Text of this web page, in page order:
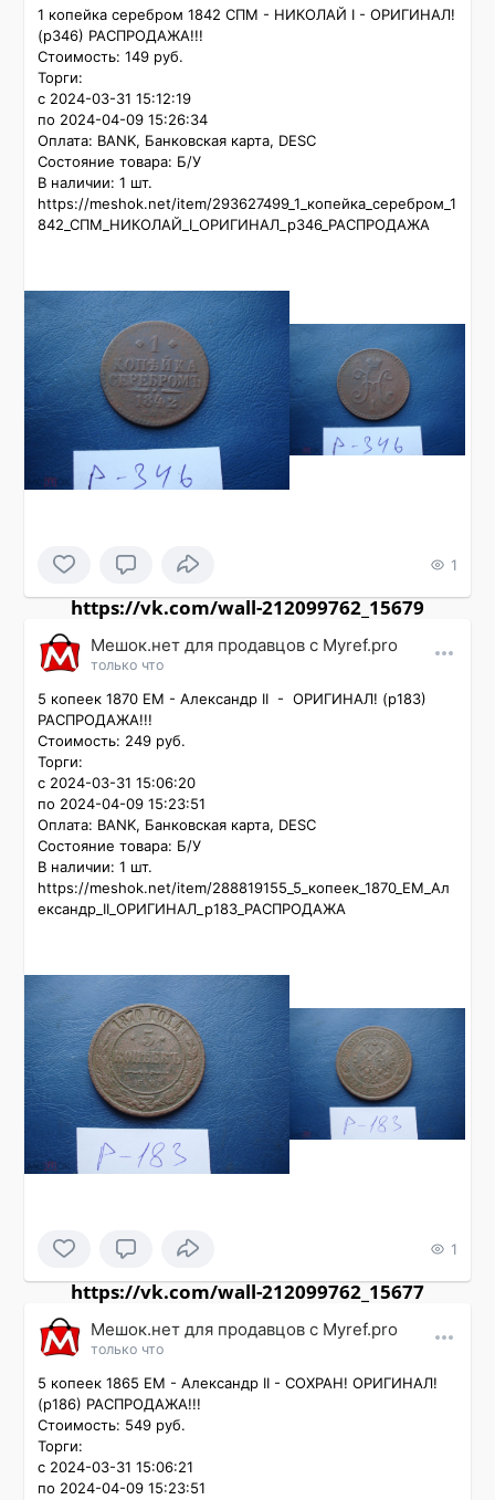
1 копейка серебром 1842 СПМ - НИКОЛАЙ I - ОРИГИНАЛ!
(р346) РАСПРОДАЖА!!!
Стоимость: 149 руб.
Торги:
с 2024-03-31 15:12:19
по 2024-04-09 15:26:34
Оплата: BANK, Банковская карта, DESC
Состояние товара: Б/У
В наличии: 1 шт.
https://meshok.net/item/293627499_1_копейка_серебром_1
842_СПМ_НИКОЛАЙ_I_ОРИГИНАЛ_р346_РАСПРОДАЖА
1
https://vk.com/wall-212099762_15679
Мешок.нет для продавцов c Myref.pro
только что
5 копеек 1870 ЕМ - Александр II  -  ОРИГИНАЛ! (р183)
РАСПРОДАЖА!!!
Стоимость: 249 руб.
Торги:
с 2024-03-31 15:06:20
по 2024-04-09 15:23:51
Оплата: BANK, Банковская карта, DESC
Состояние товара: Б/У
В наличии: 1 шт.
https://meshok.net/item/288819155_5_копеек_1870_ЕМ_Ал
ександр_II_ОРИГИНАЛ_р183_РАСПРОДАЖА
1
https://vk.com/wall-212099762_15677
Мешок.нет для продавцов c Myref.pro
только что
5 копеек 1865 ЕМ - Александр II - СОХРАН! ОРИГИНАЛ!
(р186) РАСПРОДАЖА!!!
Стоимость: 549 руб.
Торги:
с 2024-03-31 15:06:21
по 2024-04-09 15:23:51